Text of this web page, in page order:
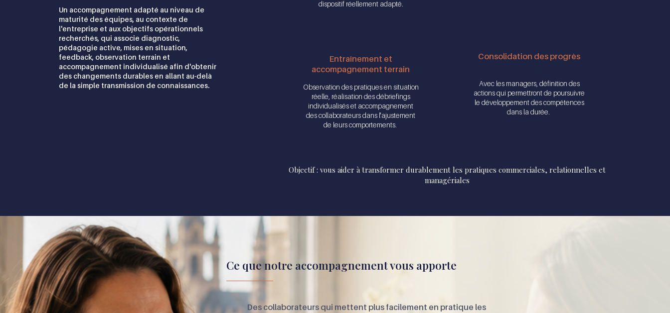
Un accompagnement adapté au niveau de
maturité des équipes, au contexte de
l'entreprise et aux objectifs opérationnels
recherchés, qui associe diagnostic,
pédagogie active, mises en situation,
feedback, observation terrain et
accompagnement individualisé afin d'obtenir
des changements durables en allant au-delà
de la simple transmission de connaissances.
dispositif réellement adapté.
Entraînement et
accompagnement terrain
Observation des pratiques en situation
réelle, réalisation des débriefings
individualisés et accompagnement
des collaborateurs dans l'ajustement
de leurs comportements.
Consolidation des progrès
Avec les managers, définition des
actions qui permettront de poursuivre
le développement des compétences
dans la durée.
Objectif : vous aider à transformer durablement les pratiques commerciales, relationnelles et
managériales
Ce que notre accompagnement vous apporte
Des collaborateurs qui mettent plus facilement en pratique les